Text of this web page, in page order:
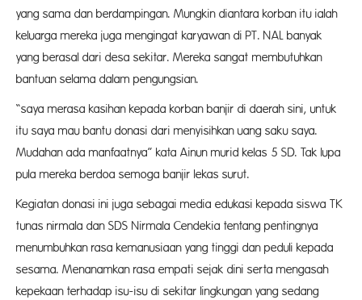
yang sama dan berdampingan. Mungkin diantara korban itu ialah
keluarga mereka juga mengingat karyawan di PT. NAL banyak
yang berasal dari desa sekitar. Mereka sangat membutuhkan
bantuan selama dalam pengungsian.
“saya merasa kasihan kepada korban banjir di daerah sini, untuk
itu saya mau bantu donasi dari menyisihkan uang saku saya.
Mudahan ada manfaatnya” kata Ainun murid kelas 5 SD. Tak lupa
pula mereka berdoa semoga banjir lekas surut.
Kegiatan donasi ini juga sebagai media edukasi kepada siswa TK
tunas nirmala dan SDS Nirmala Cendekia tentang pentingnya
menumbuhkan rasa kemanusiaan yang tinggi dan peduli kepada
sesama. Menanamkan rasa empati sejak dini serta mengasah
kepekaan terhadap isu-isu di sekitar lingkungan yang sedang